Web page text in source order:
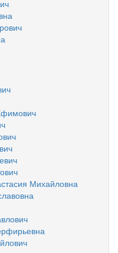
Михайловна